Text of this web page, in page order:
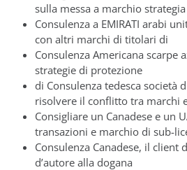
sulla messa a marchio
Consulenza a EMIRATI arabi
con altri marchi di titolari di
Consulenza Americana scarpe
strategie di protezione
di Consulenza tedesca società
risolvere il conflitto tra marchi
Consigliare un Canadese e un
transazioni e marchio di sub-
Consulenza Canadese, il
d’autore alla dogana